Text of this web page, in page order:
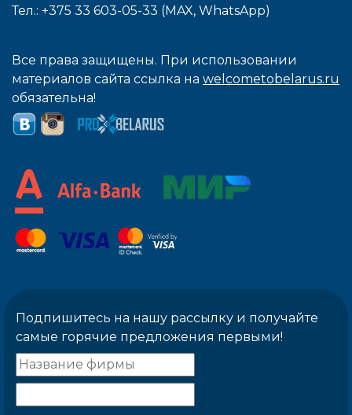
Тел.: +375 33 603-05-33 (MAX, WhatsApp)
Все права защищены. При использовании
материалов сайта ссылка на welcometobelarus.ru
обязательна!
Подпишитесь на нашу рассылку и получайте
самые горячие предложения первыми!